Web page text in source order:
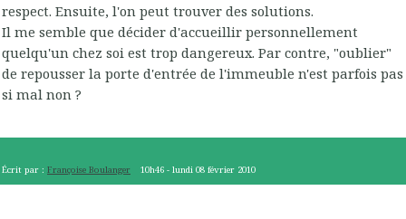
respect. Ensuite, l'on peut trouver des solutions.
Il me semble que décider d'accueillir personnellement
quelqu'un chez soi est trop dangereux. Par contre, "oublier"
de repousser la porte d'entrée de l'immeuble n'est parfois pas
si mal non ?
Écrit par : Françoise Boulanger 10h46 -lundi 08 février 2010